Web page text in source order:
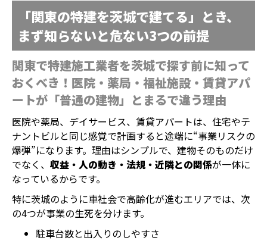
「関東の特建を茨城で建てる」とき、
まず知らないと危ない3つの前提
関東で特建施工業者を茨城で探す前に知って
おくべき！医院・薬局・福祉施設・賃貸アパ
ートが「普通の建物」とまるで違う理由
医院や薬局、デイサービス、賃貸アパートは、住宅やテ
ナントビルと同じ感覚で計画すると途端に“事業リスクの
爆弾”になります。理由はシンプルで、建物そのものだけ
でなく、 収益・人の動き・法規・近隣との関係が一体に
なっているからです。
特に茨城のように車社会で高齢化が進むエリアでは、次
の4つが事業の生死を分けます。
駐車台数と出入りのしやすさ